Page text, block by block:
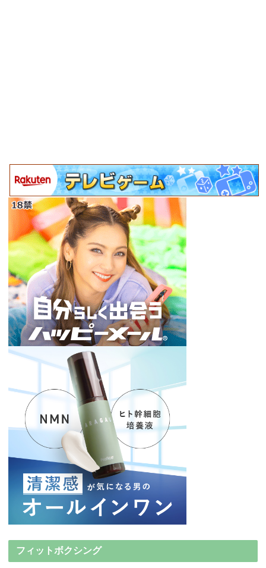
フィットボクシング